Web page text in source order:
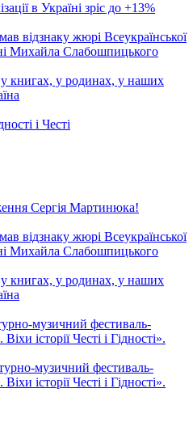
в Україні зріс до +13%
відзнаку жюрі Всеукраїнської
Михайла Слабошпицького
книгах, у родинах, у наших
і Честі
Сергія Мартинюка!
відзнаку жюрі Всеукраїнської
Михайла Слабошпицького
книгах, у родинах, у наших
музичний фестиваль-
історії Честі і Гідності».
музичний фестиваль-
історії Честі і Гідності».